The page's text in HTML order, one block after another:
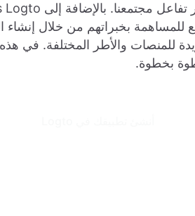
للمنصات والأطر المختلفة. في